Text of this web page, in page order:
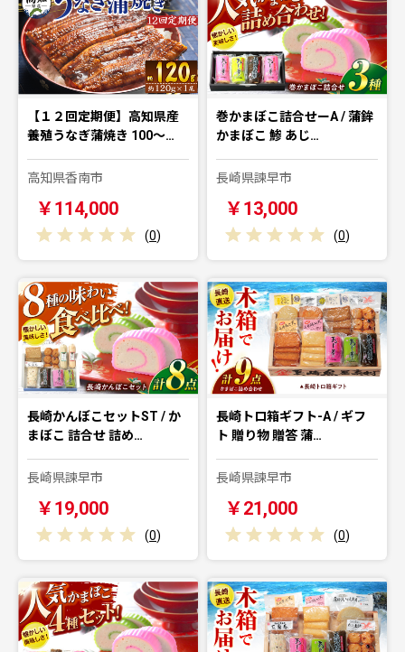
【１２回定期便】高知県産
養殖うなぎ蒲焼き 100～…
高知県香南市
￥114,000
(0)
巻かまぼこ詰合せーA / 蒲鉾
かまぼこ 鯵 あじ…
長崎県諫早市
￥13,000
(0)
長崎かんぼこセットST / か
まぼこ 詰合せ 詰め…
長崎県諫早市
￥19,000
(0)
長崎トロ箱ギフト-A / ギフ
ト 贈り物 贈答 蒲…
長崎県諫早市
￥21,000
(0)